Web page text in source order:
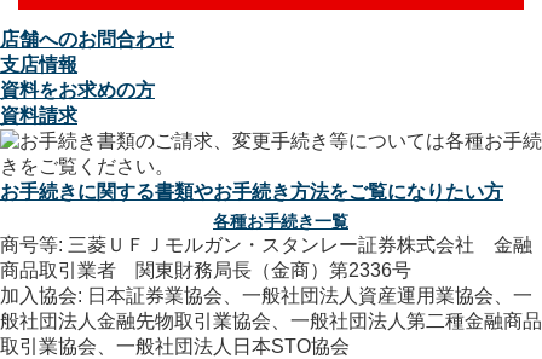
店舗へのお問合わせ
支店情報
資料をお求めの方
資料請求
お手続きに関する書類やお手続き方法をご覧になりたい方
各種お手続き一覧
商号等: 三菱ＵＦＪモルガン・スタンレー証券株式会社 金融
商品取引業者 関東財務局長（金商）第2336号
加入協会: 日本証券業協会、一般社団法人資産運用業協会、一
般社団法人金融先物取引業協会、一般社団法人第二種金融商品
取引業協会、一般社団法人日本STO協会